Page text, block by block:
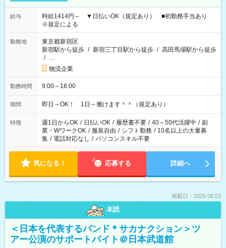
給与
時給1414円～ ▼日払いOK（規定あり） ■初勤務手当あり
※規定による
勤務地
東京都新宿区
新宿駅から徒歩 / 新宿三丁目駅から徒歩 / 高田馬場駅から徒歩
/ …
物流企業
勤務時間 9:00～18:00
期間 即日～OK！ 1日～働けます＾＾（規定あり）
特徴 週1日からOK / 日払いOK / 履歴書不要 / 40～50代活躍中 / 副
業・WワークOK / 服装自由 / シフト勤務 / 10名以上の大量募
集 / 電話対応なし / パソコンスキル不要
気になる！ 応募する 詳細へ
掲載日：2026.08.03
未読
＜日本を代表するバンド＊サカナクション＞ツ
アー公演のサポートバイト＠日本武道館